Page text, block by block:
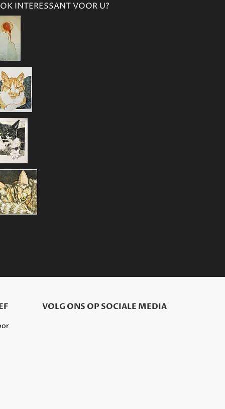
INTERESSANT VOOR U?
VOLG ONS OP SOCIALE MEDIA